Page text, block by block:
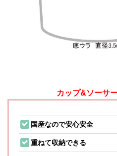
カップ&ソーサ
国産なので安心安全
重ねて収納できる